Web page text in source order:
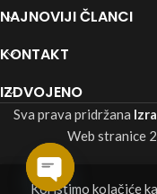
NAJNOVIJI ČLANCI
KONTAKT
IZDVOJENO
Sva prava pridržana
Web stranice
Koristimo kolačiće